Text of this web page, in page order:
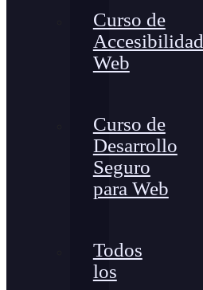
Curso de
Accesibilidad
Web
Curso de
Desarrollo
Seguro
para Web
Todos
los